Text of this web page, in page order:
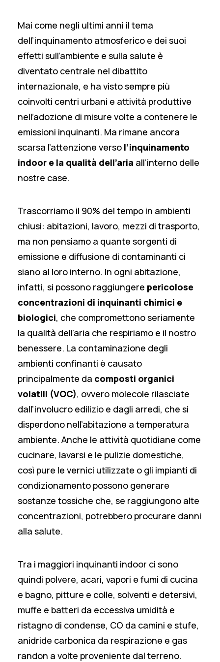
Mai come negli ultimi anni il tema
dell’inquinamento atmosferico e dei suoi
effetti sull’ambiente e sulla salute è
diventato centrale nel dibattito
internazionale, e ha visto sempre più
coinvolti centri urbani e attività produttive
nell’adozione di misure volte a contenere le
emissioni inquinanti. Ma rimane ancora
scarsa l’attenzione verso l’inquinamento
indoor e la qualità dell’aria all’interno delle
nostre case.
Trascorriamo il 90% del tempo in ambienti
chiusi: abitazioni, lavoro, mezzi di trasporto,
ma non pensiamo a quante sorgenti di
emissione e diffusione di contaminanti ci
siano al loro interno. In ogni abitazione,
infatti, si possono raggiungere pericolose
concentrazioni di inquinanti chimici e
biologici, che compromettono seriamente
la qualità dell’aria che respiriamo e il nostro
benessere. La contaminazione degli
ambienti confinanti è causato
principalmente da composti organici
volatili (VOC), ovvero molecole rilasciate
dall’involucro edilizio e dagli arredi, che si
disperdono nell’abitazione a temperatura
ambiente. Anche le attività quotidiane come
cucinare, lavarsi e le pulizie domestiche,
così pure le vernici utilizzate o gli impianti di
condizionamento possono generare
sostanze tossiche che, se raggiungono alte
concentrazioni, potrebbero procurare danni
alla salute.
Tra i maggiori inquinanti indoor ci sono
quindi polvere, acari, vapori e fumi di cucina
e bagno, pitture e colle, solventi e detersivi,
muffe e batteri da eccessiva umidità e
ristagno di condense, CO da camini e stufe,
anidride carbonica da respirazione e gas
randon a volte proveniente dal terreno.